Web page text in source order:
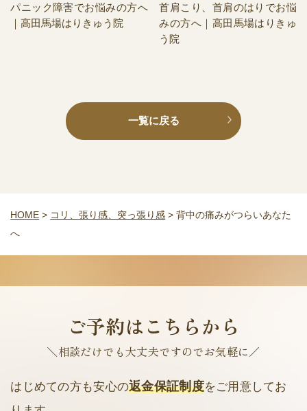
パニック障害でお悩みの方へ
｜高田馬場はりきゅう院
首肩こり、首肩のはりでお悩
みの方へ｜高田馬場はりきゅ
う院
一覧に戻る
HOME > コリ、張り感、突っ張り感 >背中の痛みがつらいあなた
へ
ご予約はこちらから
＼相談だけでも大丈夫ですのでお気軽に／
はじめての方も安心の返金保証制度をご用意してお